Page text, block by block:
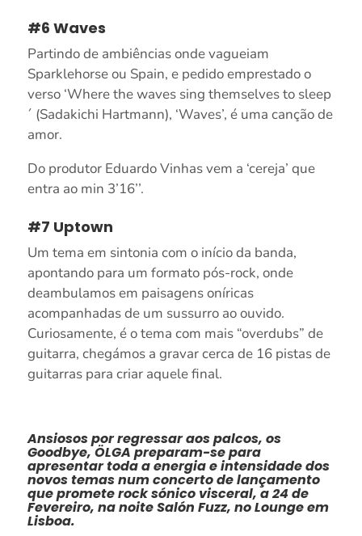
#6 Waves
Partindo de ambiências onde vagueiam
Sparklehorse ou Spain, e pedido emprestado o
verso ‘Where the waves sing themselves to sleep
´ (Sadakichi Hartmann), ‘Waves’, é uma canção de
amor.
Do produtor Eduardo Vinhas vem a ‘cereja’ que
entra ao min 3’16’’.
#7 Uptown
Um tema em sintonia com o início da banda,
apontando para um formato pós-rock, onde
deambulamos em paisagens oníricas
acompanhadas de um sussurro ao ouvido.
Curiosamente, é o tema com mais “overdubs” de
guitarra, chegámos a gravar cerca de 16 pistas de
guitarras para criar aquele final.
Ansiosos por regressar aos palcos, os
Goodbye, ÖLGA preparam-se para
apresentar toda a energia e intensidade dos
novos temas num concerto de lançamento
que promete rock sónico visceral, a 24 de
Fevereiro, na noite Salón Fuzz, no Lounge em
Lisboa.